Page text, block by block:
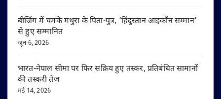
बीजिंग में चमके मथुरा के पिता-पुत्र, ‘हिंदुस्तान आइकॉन सम्मान’
से हुए सम्मानित
जून 6, 2026
भारत-नेपाल सीमा पर फिर सक्रिय हुए तस्कर, प्रतिबंधित सामानों
की तस्करी तेज
मई 14, 2026